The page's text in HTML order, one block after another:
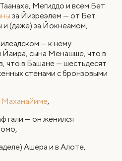
Мегиддо и всем Бет
за Йизреэлем — от Бет
(даже) за Йокнеамом,
— к нему
Йаира, сына Менашше, что в
что в Башане — шестьдесят
стенами с бронзовыми
Маханайиме,
— он женился
Ашера и в Алоте,